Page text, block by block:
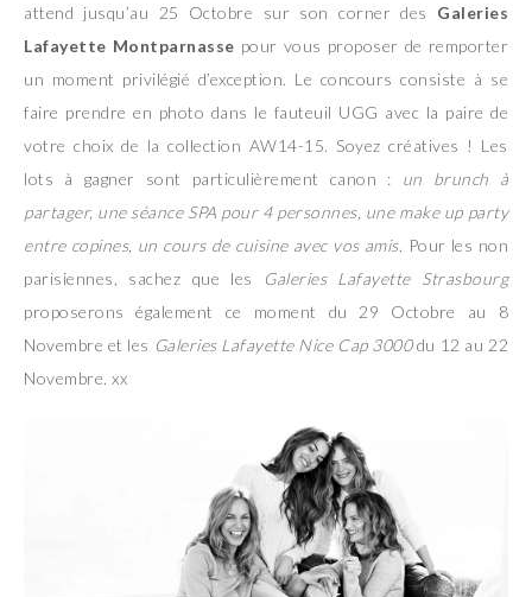
attend jusqu’au 25 Octobre sur son corner des Galeries
Lafayette Montparnasse pour vous proposer de remporter
un moment privilégié d’exception. Le concours consiste à se
faire prendre en photo dans le fauteuil UGG avec la paire de
votre choix de la collection AW14-15. Soyez créatives ! Les
lots à gagner sont particulièrement canon : un brunch à
partager, une séance SPA pour 4 personnes, une make up party
entre copines, un cours de cuisine avec vos amis. Pour les non
parisiennes, sachez que les
Galeries Lafayette Strasbourg
proposerons également ce moment du 29 Octobre au 8
Novembre et les Galeries Lafayette Nice Cap 3000du 12 au 22
Novembre. xx